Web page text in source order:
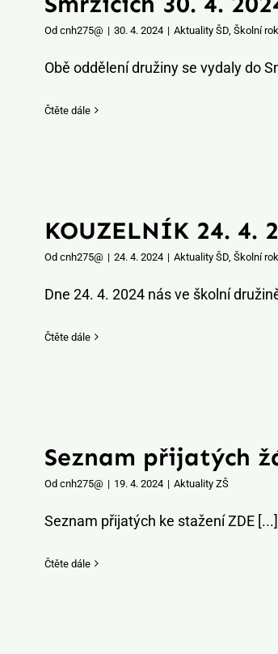
Od cnh275@ | 30. 4. 2024 | Aktuality ŠD Školní
Obě oddělení družiny se vydaly do
Čtěte dále
KOUZELNÍK 24. 4.
Od cnh275@ | 24. 4. 2024 | Aktuality ŠD Školní
Dne 24. 4. 2024 nás ve školní
Čtěte dále
Seznam přijatých
Od cnh275@ | 19. 4. 2024 | Aktuality ZŠ
Seznam přijatých ke stažení ZDE [...]
Čtěte dále